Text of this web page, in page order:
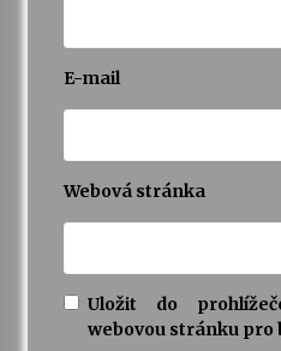
E-mail
Webová stránka
Uložit do
webovou stránku pro